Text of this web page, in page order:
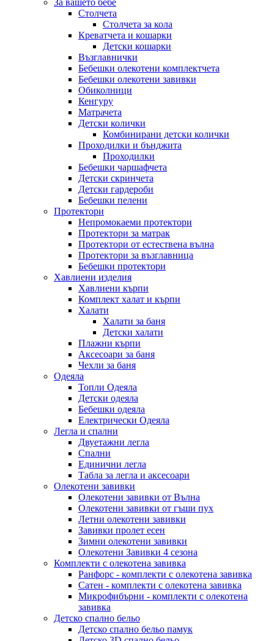
За вашето бебе
Столчета
Столчета за кола
Креватчета и кошарки
Детски кошарки
Възглавнички
Бебешки oлекотени комплектчета
Бебешки олекотени завивки
Обиколници
Кенгуру
Матрачета
Детски колички
Комбинирани детски колички
Проходилки и бънджита
Проходилки
Бебешки чаршафчета
Детски скринчета
Детски гардероби
Бебешки пелени
Протектори
Непромокаеми протектори
Протектори за матрак
Протектори от естествена вълна
Протектори за възглавница
Бебешки протектори
Хавлиени изделия
Хавлиени кърпи
Комплект халат и кърпи
Халати
Халати за баня
Детски халати
Плажни кърпи
Аксесоари за баня
Чехли за баня
Одеяла
Топли Одеяла
Детски одеяла
Бебешки одеяла
Електрически Одеяла
Легла и спални
Двуетажни легла
Спални
Единични легла
Табла за легла и аксесоари
Олекотени завивки
Олекотени завивки от Вълна
Олекотени завивки от гъши пух
Летни олекотени завивки
Завивки пролет есен
Зимни олекотени завивки
Олекотени Завивки 4 сезона
Комплекти с олекотена завивка
Ранфорс - комплекти с олекотена завивка
Сатен - комплекти с олекотена завивка
Микрофибърни - комплекти с олекотена
завивка
Детско спално бельо
Детско спално бельо памук